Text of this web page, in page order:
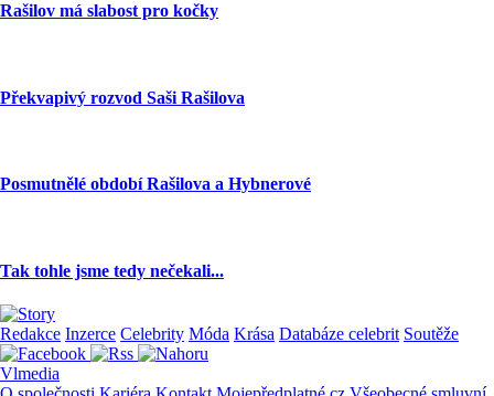
Rašilov má slabost pro kočky
Překvapivý rozvod Saši Rašilova
Posmutnělé období Rašilova a Hybnerové
Tak tohle jsme tedy nečekali...
Redakce Inzerce Celebrity Móda Krása Databáze celebrit Soutěže
Vlmedia